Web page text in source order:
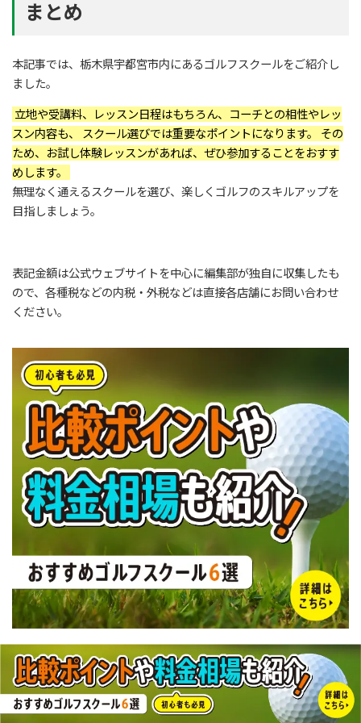
まとめ
本記事では、栃木県宇都宮市内にあるゴルフスクールをご紹介し
ました。
立地や受講料、レッスン日程はもちろん、コーチとの相性やレッ
スン内容も、 スクール選びでは重要なポイントになります。 その
ため、お試し体験レッスンがあれば、ぜひ参加することをおすす
めします。
無理なく通えるスクールを選び、楽しくゴルフのスキルアップを
目指しましょう。
表記金額は公式ウェブサイトを中心に編集部が独自に収集したも
ので、各種税などの内税・外税などは直接各店舗にお問い合わせ
ください。
この記事が気に入ったら